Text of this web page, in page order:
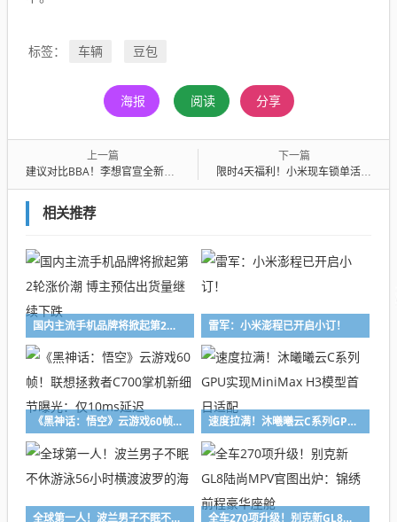
标签： 车辆 豆包
海报 阅读 分享
上一篇
建议对比BBA！李想官宣全新理想L8先试驾再开发布会：减少盲订压力
下一篇
限时4天福利！小米现车锁单活动开启：提车就送799元便携充放电枪
相关推荐
国内主流手机品牌将掀起第2轮涨价潮 博主预估出货量继续下跌 雷军：小米澎程已开启小订！
《黑神话：悟空》云游戏60帧！联想拯救者C700掌机新细节曝光：仅10ms延迟 速度拉满！沐曦曦云C系列GPU实现MiniMax H3模型首日适配
全球第一人！波兰男子不眠不休游泳56小时横渡波罗的海 全车270项升级！别克新GL8陆尚MPV官图出炉：锦绣前程豪华座舱